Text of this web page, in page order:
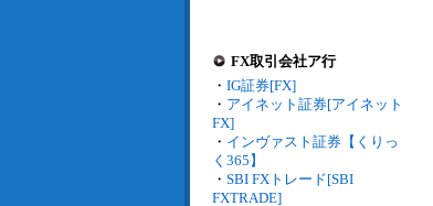
FX取引会社ア行
・ IG証券[FX]
・ アイネット証券[アイネット
FX]
・ インヴァスト証券【くりっ
く365】
・ SBI FXトレード[SBI
FXTRADE]